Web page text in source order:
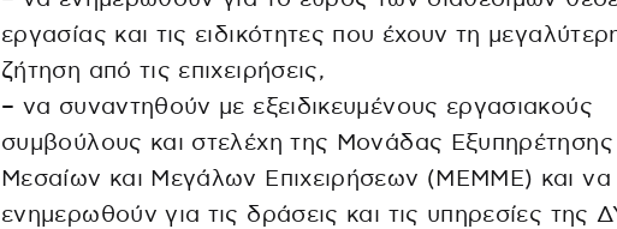
εργασίας και τις ειδικότητες που έχουν τη
ζήτηση από τις επιχειρήσεις,
– να συναντηθούν με εξειδικευμένους εργασιακούς
συμβούλους και στελέχη της Μονάδας Εξυπηρέτησης
Μεσαίων και Μεγάλων Επιχειρήσεων (ΜΕΜΜΕ) και να
ενημερωθούν για τις δράσεις και τις υπηρεσίες της